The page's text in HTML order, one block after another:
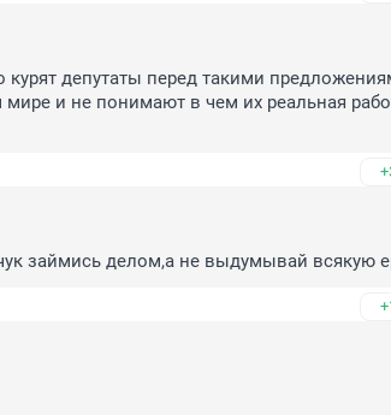
курят депутаты перед такими
и не понимают в чем их реальная
займись делом,а не выдумывай всякую